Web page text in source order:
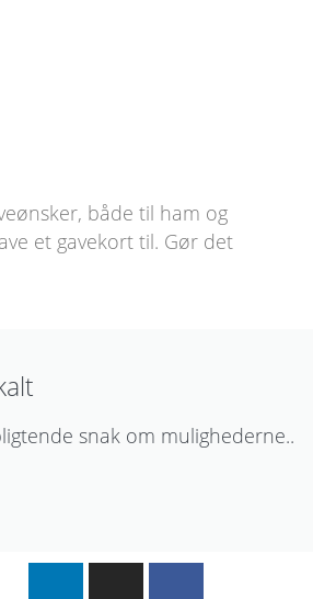
både til ham og
et gavekort til. Gør det
snak om mulighederne..